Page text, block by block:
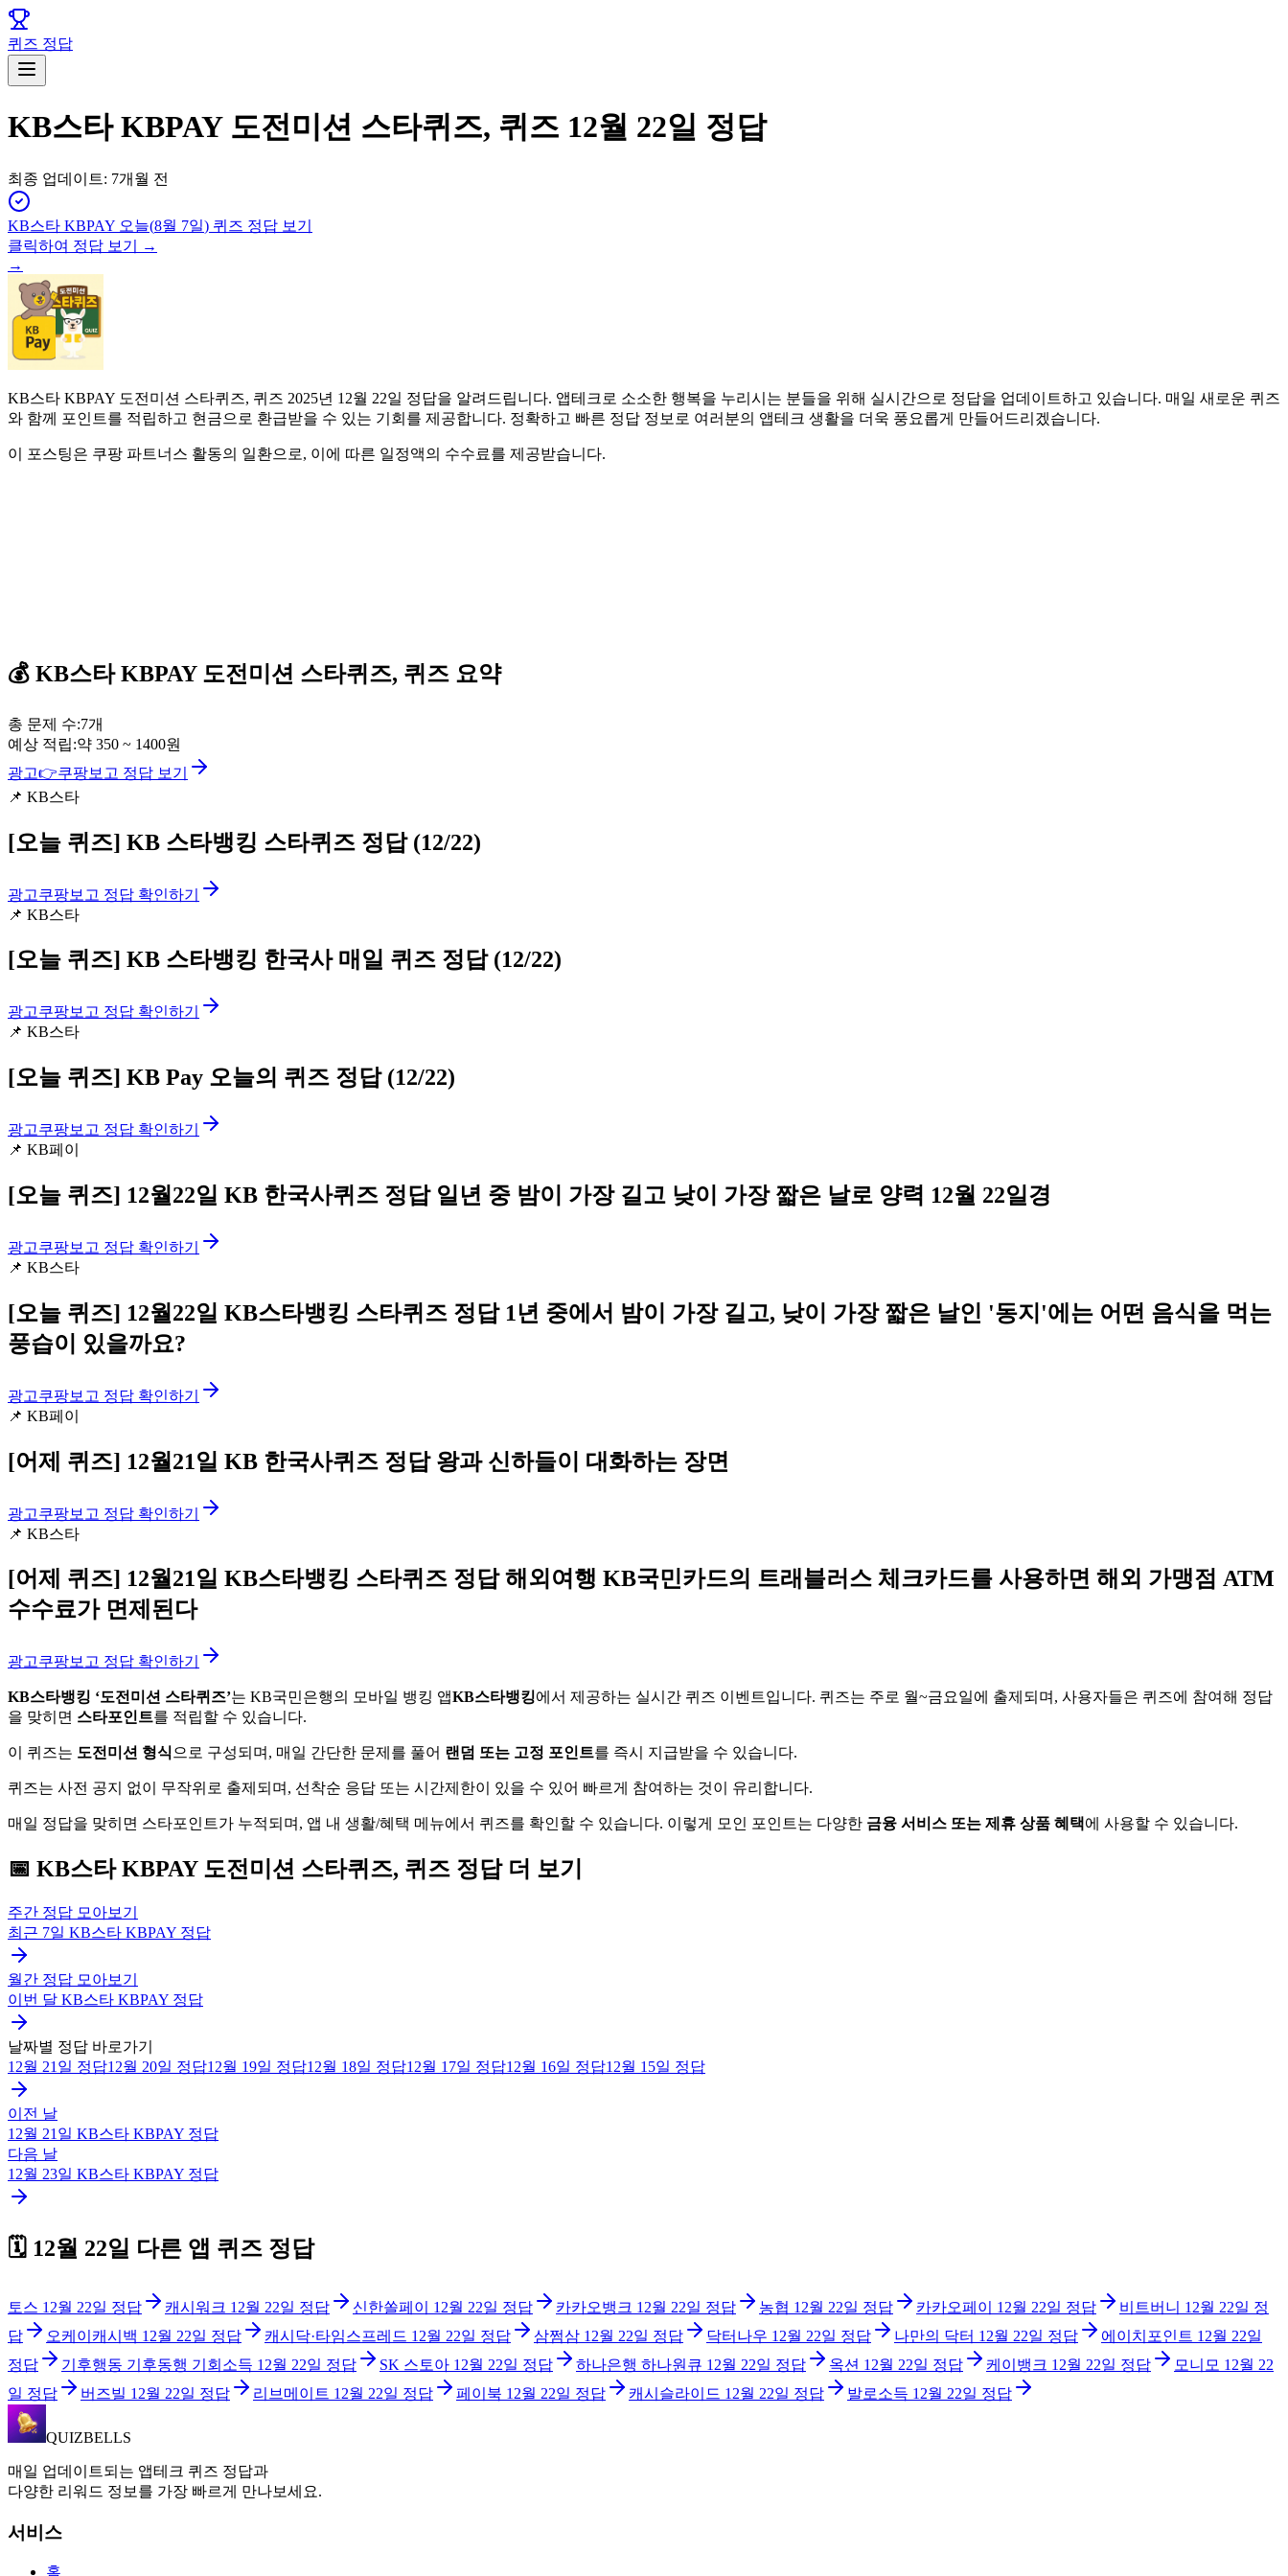
퀴즈 정답
KB스타 KBPAY 도전미션 스타퀴즈, 퀴즈 12월 22일 정답
최종 업데이트: 7개월 전
KB스타 KBPAY 오늘(8월 7일) 퀴즈 정답 보기
클릭하여 정답 보기 →
→
KB스타 KBPAY 도전미션 스타퀴즈, 퀴즈 2025년 12월 22일 정답을 알려드립니다. 앱테크로 소소한 행복을 누리시는 분들을 위해 실시간으로 정답을 업데이트하고 있습니다. 매일 새로운 퀴즈
와 함께 포인트를 적립하고 현금으로 환급받을 수 있는 기회를 제공합니다. 정확하고 빠른 정답 정보로 여러분의 앱테크 생활을 더욱 풍요롭게 만들어드리겠습니다.
이 포스팅은 쿠팡 파트너스 활동의 일환으로, 이에 따른 일정액의 수수료를 제공받습니다.
💰 KB스타 KBPAY 도전미션 스타퀴즈, 퀴즈 요약
총 문제 수:7개
예상 적립:약 350 ~ 1400원
광고👉쿠팡보고 정답 보기
📌 KB스타
[오늘 퀴즈] KB 스타뱅킹 스타퀴즈 정답 (12/22)
광고쿠팡보고 정답 확인하기
📌 KB스타
[오늘 퀴즈] KB 스타뱅킹 한국사 매일 퀴즈 정답 (12/22)
광고쿠팡보고 정답 확인하기
📌 KB스타
[오늘 퀴즈] KB Pay 오늘의 퀴즈 정답 (12/22)
광고쿠팡보고 정답 확인하기
📌 KB페이
[오늘 퀴즈] 12월22일 KB 한국사퀴즈 정답 일년 중 밤이 가장 길고 낮이 가장 짧은 날로 양력 12월 22일경
광고쿠팡보고 정답 확인하기
📌 KB스타
[오늘 퀴즈] 12월22일 KB스타뱅킹 스타퀴즈 정답 1년 중에서 밤이 가장 길고, 낮이 가장 짧은 날인 '동지'에는 어떤 음식을 먹는
풍습이 있을까요?
광고쿠팡보고 정답 확인하기
📌 KB페이
[어제 퀴즈] 12월21일 KB 한국사퀴즈 정답 왕과 신하들이 대화하는 장면
광고쿠팡보고 정답 확인하기
📌 KB스타
[어제 퀴즈] 12월21일 KB스타뱅킹 스타퀴즈 정답 해외여행 KB국민카드의 트래블러스 체크카드를 사용하면 해외 가맹점 ATM
수수료가 면제된다
광고쿠팡보고 정답 확인하기
KB스타뱅킹 ‘도전미션 스타퀴즈’는 KB국민은행의 모바일 뱅킹 앱KB스타뱅킹에서 제공하는 실시간 퀴즈 이벤트입니다. 퀴즈는 주로 월~금요일에 출제되며, 사용자들은 퀴즈에 참여해 정답
을 맞히면 스타포인트를 적립할 수 있습니다.
이 퀴즈는 도전미션 형식 으로 구성되며, 매일 간단한 문제를 풀어 랜덤 또는 고정 포인트를 즉시 지급받을 수 있습니다.
퀴즈는 사전 공지 없이 무작위로 출제되며, 선착순 응답 또는 시간제한이 있을 수 있어 빠르게 참여하는 것이 유리합니다.
매일 정답을 맞히면 스타포인트가 누적되며, 앱 내 생활/혜택 메뉴에서 퀴즈를 확인할 수 있습니다. 이렇게 모인 포인트는 다양한 금융 서비스 또는 제휴 상품 혜택에 사용할 수 있습니다.
📅 KB스타 KBPAY 도전미션 스타퀴즈, 퀴즈 정답 더 보기
주간 정답 모아보기
최근 7일 KB스타 KBPAY 정답
월간 정답 모아보기
이번 달 KB스타 KBPAY 정답
날짜별 정답 바로가기
12월 21일 정답12월 20일 정답12월 19일 정답12월 18일 정답12월 17일 정답12월 16일 정답12월 15일 정답
이전 날
12월 21일 KB스타 KBPAY 정답
다음 날
12월 23일 KB스타 KBPAY 정답
🗓️ 12월 22일 다른 앱 퀴즈 정답
토스 12월 22일 정답 캐시워크 12월 22일 정답 신한쏠페이 12월 22일 정답 카카오뱅크 12월 22일 정답 농협 12월 22일 정답 카카오페이 12월 22일 정답 비트버니 12월 22일 정
답
오케이캐시백 12월 22일 정답 캐시닥·타임스프레드 12월 22일 정답 삼쩜삼 12월 22일 정답 닥터나우 12월 22일 정답 나만의 닥터 12월 22일 정답 에이치포인트 12월 22일
정답
기후행동 기후동행 기회소득 12월 22일 정답 SK 스토아 12월 22일 정답 하나은행 하나원큐 12월 22일 정답 옥션 12월 22일 정답 케이뱅크 12월 22일 정답 모니모 12월 22
일 정답 버즈빌 12월 22일 정답 리브메이트 12월 22일 정답 페이북 12월 22일 정답 캐시슬라이드 12월 22일 정답 발로소득 12월 22일 정답
QUIZBELLS
매일 업데이트되는 앱테크 퀴즈 정답과
다양한 리워드 정보를 가장 빠르게 만나보세요.
서비스
홈